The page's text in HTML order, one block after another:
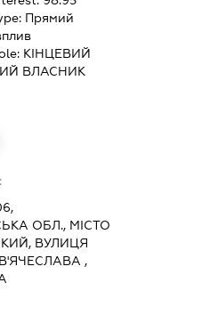
Прямий
КІНЦЕВИЙ
ВЛАСНИК
ОБЛ., МІСТО
ВУЛИЦЯ
,